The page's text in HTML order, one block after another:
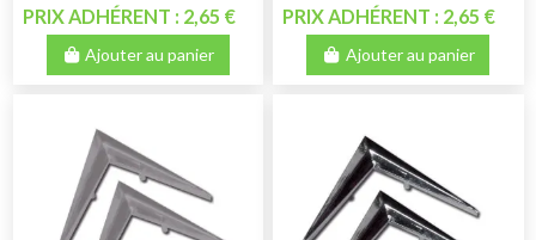
PRIX ADHÉRENT : 2,65 €
Ajouter au panier
PRIX ADHÉRENT : 2,65 €
Ajouter au panier